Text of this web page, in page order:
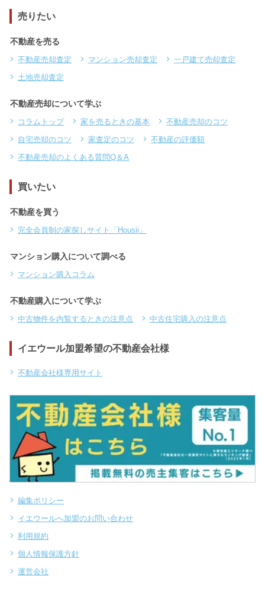
売りたい
不動産を売る
不動産売却査定 マンション売却査定
一戸建て売却査定
土地売却査定
不動産売却について学ぶ
コラムトップ 家を売るときの基本
不動産売却のコツ
自宅売却のコツ
家査定のコツ
不動産の評価額
不動産売却のよくある質問Q＆A
買いたい
不動産を買う
完全会員制の家探しサイト「Housii」
マンション購入について調べる
マンション購入コラム
不動産購入について学ぶ
中古物件を内覧するときの注意点 中古住宅購入の注意点
イエウール加盟希望の不動産会社様
不動産会社様専用サイト
編集ポリシー
イエウールへ加盟のお問い合わせ
利用規約
個人情報保護方針
運営会社